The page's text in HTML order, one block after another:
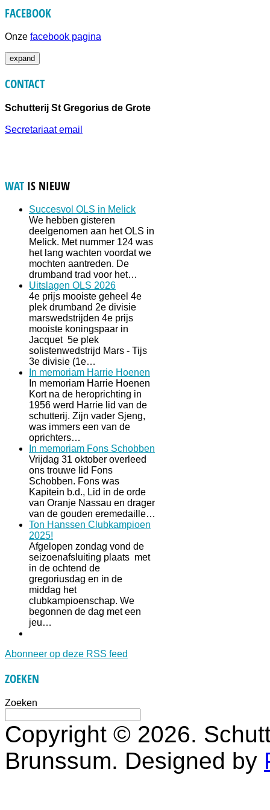
FACEBOOK
Onze facebook pagina
expand
CONTACT
Schutterij St Gregorius de Grote
Secretariaat email
WAT IS NIEUW
Succesvol OLS in Melick
We hebben gisteren
deelgenomen aan het OLS in
Melick. Met nummer 124 was
het lang wachten voordat we
mochten aantreden. De
drumband trad voor het…
Uitslagen OLS 2026
4e prijs mooiste geheel 4e
plek drumband 2e divisie
marswedstrijden 4e prijs
mooiste koningspaar in
Jacquet 5e plek
solistenwedstrijd Mars - Tijs
3e divisie (1e…
In memoriam Harrie Hoenen
In memoriam Harrie Hoenen
Kort na de heroprichting in
1956 werd Harrie lid van de
schutterij. Zijn vader Sjeng,
was immers een van de
oprichters…
In memoriam Fons Schobben
Vrijdag 31 oktober overleed
ons trouwe lid Fons
Schobben. Fons was
Kapitein b.d., Lid in de orde
van Oranje Nassau en drager
van de gouden eremedaille…
Ton Hanssen Clubkampioen
2025!
Afgelopen zondag vond de
seizoenafsluiting plaats met
in de ochtend de
gregoriusdag en in de
middag het
clubkampioenschap. We
begonnen de dag met een
jeu…
Abonneer op deze RSS feed
ZOEKEN
Zoeken
Copyright © 2026.
Brunssum. Designed by